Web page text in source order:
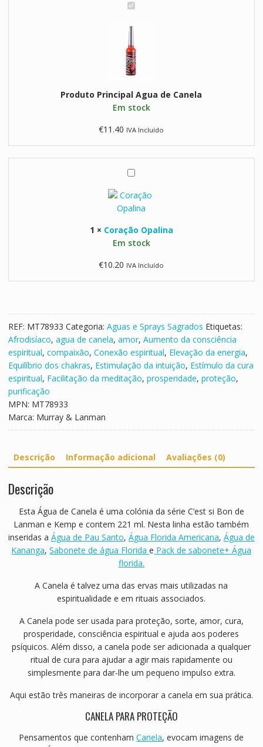
A
u
a
d
e
a
n
l
a
Produto Principal Agua de Canela
Em stock
€11.40 IVA Incluído
C
r
a
ç
O
i
n
a
1 × Coração Opalina
Em stock
€10.20 IVA Incluído
REF: MT78933 Categoria: Aguas e Sprays Sagrados Etiquetas:
Afrodisíaco, agua de canela, amor, Aumento da consciência
espiritual, compaixão, Conexão espiritual, Elevação da energia,
Equilíbrio dos chakras, Estimulação da intuição, Estímulo da cura
espiritual, Facilitação da meditação, prosperidade, proteção,
purificação
MPN: MT78933
Marca: Murray & Lanman
Descrição Informação adicional Avaliações (0)
Descrição
Esta Água de Canela é uma colónia da série C’est si Bon de
Lanman e Kemp e contem 221 ml. Nesta linha estão também
inseridas a Água de Pau Santo, Água Florida Americana, Água de
Kananga,Sabonete de água Floridae Pack de sabonete+ Água
florida.
A Canela é talvez uma das ervas mais utilizadas na
espiritualidade e em rituais associados.
A Canela pode ser usada para proteção, sorte, amor, cura,
prosperidade, consciência espiritual e ajuda aos poderes
psíquicos. Além disso, a canela pode ser adicionada a qualquer
ritual de cura para ajudar a agir mais rapidamente ou
simplesmente para dar-lhe um pequeno impulso extra.
Aqui estão três maneiras de incorporar a canela em sua prática.
CANELA PARA PROTEÇÃO
Pensamentos que contenhamCanela, evocam imagens de